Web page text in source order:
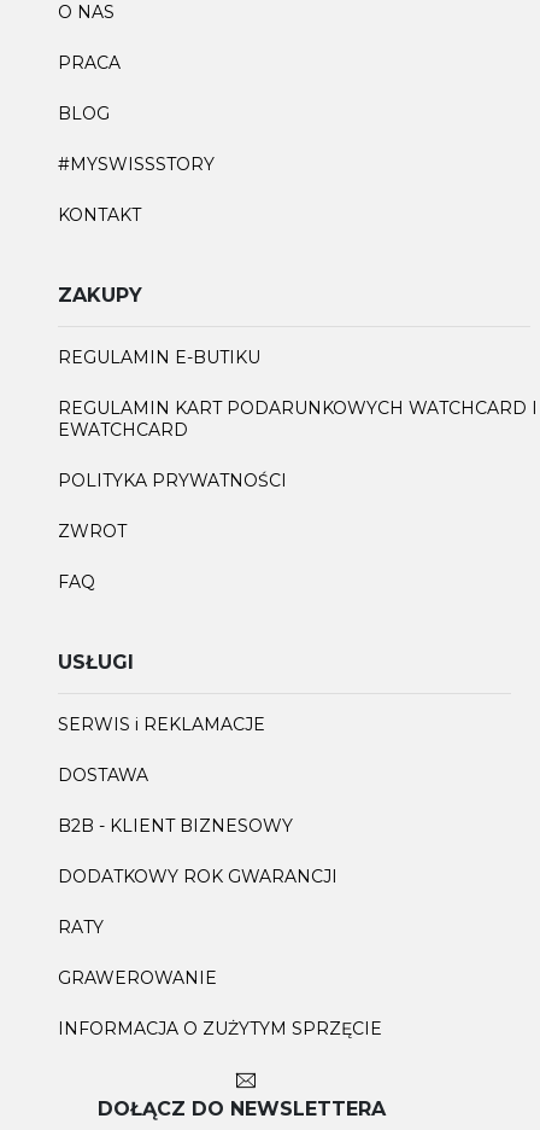
O NAS
PRACA
BLOG
#MYSWISSSTORY
KONTAKT
ZAKUPY
REGULAMIN E-BUTIKU
REGULAMIN KART PODARUNKOWYCH WATCHCARD I
EWATCHCARD
POLITYKA PRYWATNOŚCI
ZWROT
FAQ
USŁUGI
SERWIS i REKLAMACJE
DOSTAWA
B2B - KLIENT BIZNESOWY
DODATKOWY ROK GWARANCJI
RATY
GRAWEROWANIE
INFORMACJA O ZUŻYTYM SPRZĘCIE
DOŁĄCZ DO NEWSLETTERA